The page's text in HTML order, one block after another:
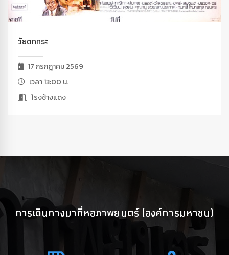
วัยตกกระ
17 กรกฎาคม 2569
เวลา 13:00 น.
โรงช้างแดง
การเดินทางมาที่หอภาพยนตร์ (องค์การมหาชน)